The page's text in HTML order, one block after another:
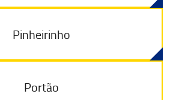
Pinheirinho
Portão